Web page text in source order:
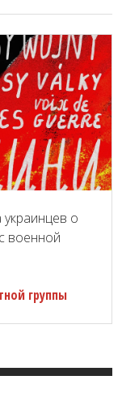
о
военной
группы